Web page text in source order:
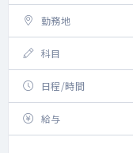
勤務地
科目
日程/時間
給与